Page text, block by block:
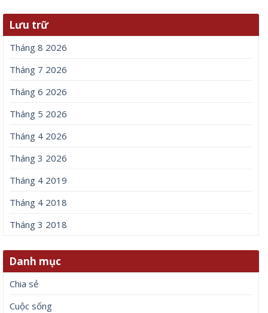
Lưu trữ
Tháng 8 2026
Tháng 7 2026
Tháng 6 2026
Tháng 5 2026
Tháng 4 2026
Tháng 3 2026
Tháng 4 2019
Tháng 4 2018
Tháng 3 2018
Danh mục
Chia sẻ
Cuộc sống